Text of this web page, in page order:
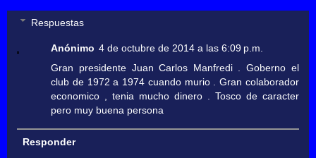
Respuestas
Anónimo 4 de octubre de 2014 a las 6:09 p.m.
Gran presidente Juan Carlos Manfredi . Goberno el
club de 1972 a 1974 cuando murio . Gran colaborador
economico , tenia mucho dinero . Tosco de caracter
pero muy buena persona
Responder